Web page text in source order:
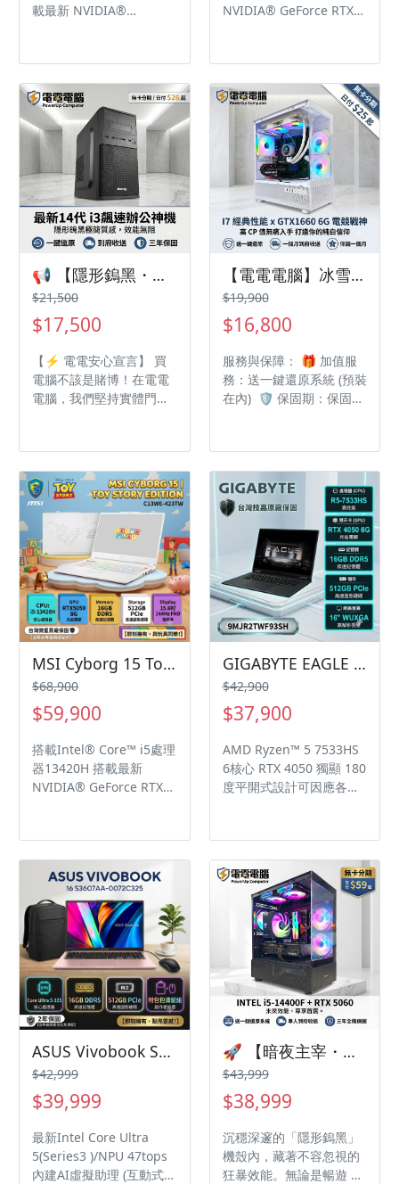
載最新 NVIDIA®
GDDR7， 支援NVIDIA
Blackwell架構、DLSS 4
及 Max-Q 技術 16吋
QHD+ (2560x1600),
240Hz更新率, 100% DCI-
P3 (Typ.)廣色域, IPS等級
電競面板 OverBoost
Technology超增壓模式設
計技術將效能推向極致，
總功率高達200W 獨立顯
卡模式將GPU效能推升至
全新境界 獨家Cooler
Boost高效散熱技術，搭
配雙風扇5散熱導管 微星
AI智慧引擎針對使用情境
最佳效能表現 配備2×2W
立體聲喇叭，結合
Nahimic音效技術，帶來
NVIDIA® GeForce RTX™
NVIDIA Blackwell架構、
DLSS 4及 Max-Q技術 16
吋QHD+ (2560x1600),
240Hz更新率, 100% DCI-
P3 (Typ.)廣色域, IPS等級
電競面板
📢 【隱形鎢黑・極簡辦公神機】最新 14 代 i3 飆速主機，輕鬆無卡分期，日付只要 $26！☕
$21,500
$17,500
【⚡ 電電安心宣言】 買
電腦不該是賭博！在電電
電腦，我們堅持實體門市
試。我們承諾：電腦壞了
不求人，專業客服與技師
永遠做你的最強後盾！ 全
機標配「一鍵還原救
星」，無論是中毒還是系
統卡頓，一鍵按下去瞬間
滿血復活，幫您省下大把
重灌時間與金錢，讓您買
得安心、用得無憂！
【電電電腦】冰雪水冷戰機：i7-8700 + GTX1660 6G，炫彩ARGB、全新水冷，日付 $25 輕鬆入主！
$19,900
$16,800
服務與保障： 🎁 加值服
務：送一鍵還原系統 (預裝
在內) 🛡️ 保固期：保固一
服務：專業技師隨時在線
(@377FIPFN)
MSI Cyborg 15 Toy Story Edition C13WE-423TW 微星玩具總動員特仕版聯名筆電/i5-13420H/RTX5050 8G/16GB DDR5/512GB PCIe/15.6吋 FHD 144Hz/W11/含聯名專屬周邊配件
$68,900
$59,900
搭載Intel® Core™ i5處理
器13420H 搭載最新
NVIDIA® GeForce RTX™
(1920x1080), 144Hz更新
率, 100% sRGB色域範圍,
IPS電競等級面板
GIGABYTE EAGLE 9MJR2TWF93SH 技嘉戰鬥版電競筆電/R5-7533HS/RTX4050 6G/16GB DDR5/512GB PCIe/16吋 16:10 WUXGA 165Hz/W11
$42,900
$37,900
AMD Ryzen™ 5 7533HS
6核心 RTX 4050 獨顯 180
度平開式設計可因應各種
快充 超窄四邊框 100%
sRGB 高色域表現 搭載
DDR5記憶體、165Hz高更
新率電競螢幕
ASUS Vivobook S16 S3607AA-0072C325 瑰蜜粉 華碩時尚輕薄高效筆電/Ultra 5-325/16GB DDR5/512GB PCIe/16吋 16:10 FHD+ OLED/W11
$42,999
$39,999
最新Intel Core Ultra
5(Series3 )/NPU 47tops
內建AI虛擬助理 (互動式機
🚀 【暗夜主宰・效能猛獸】最新 14 代 i5 攜手次世代 RTX5060 破發登場！
$43,999
$38,999
沉穩深邃的「隱形鎢黑」
機殼內，藏著不容忽視的
狂暴效能。無論是暢遊 3A